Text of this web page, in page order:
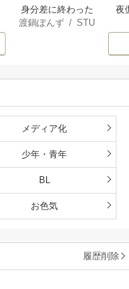
身分差に終わった
恋を、今さらです
渡鍋ぽんず /STU
夜
メディア化
少年・青年
BL
お色気
履歴削除